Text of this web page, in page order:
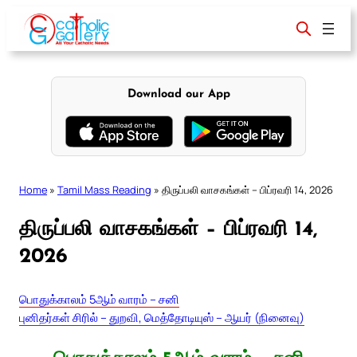
content
Download our App
Home » Tamil Mass Reading » திருப்பலி வாசகங்கள் – பிப்ரவரி 14, 2026
திருப்பலி வாசகங்கள் – பிப்ரவரி 14,
2026
பொதுக்காலம் 5ஆம் வாரம் – சனி
புனிதர்கள் சிரில் – துறவி, மெத்தோடியுஸ் – ஆயர் (நினைவு)